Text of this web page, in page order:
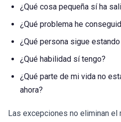
¿Qué cosa pequeña sí ha
¿Qué problema he
¿Qué persona sigue estando
¿Qué habilidad sí tengo?
¿Qué parte de mi vida no
ahora?
Las excepciones no eliminan el